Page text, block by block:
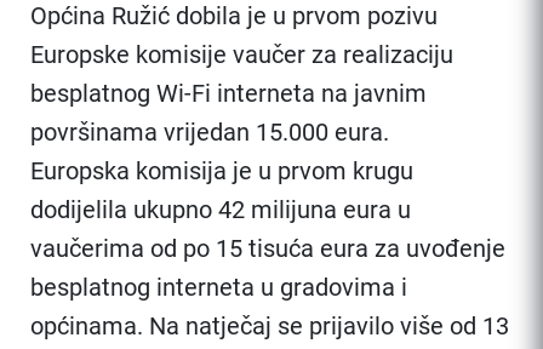
Općina Ružić dobila je u prvom pozivu
Europske komisije vaučer za realizaciju
besplatnog Wi-Fi interneta na javnim
površinama vrijedan 15.000 eura.
Europska komisija je u prvom krugu
dodijelila ukupno 42 milijuna eura u
vaučerima od po 15 tisuća eura za uvođenje
besplatnog interneta u gradovima i
općinama. Na natječaj se prijavilo više od 13